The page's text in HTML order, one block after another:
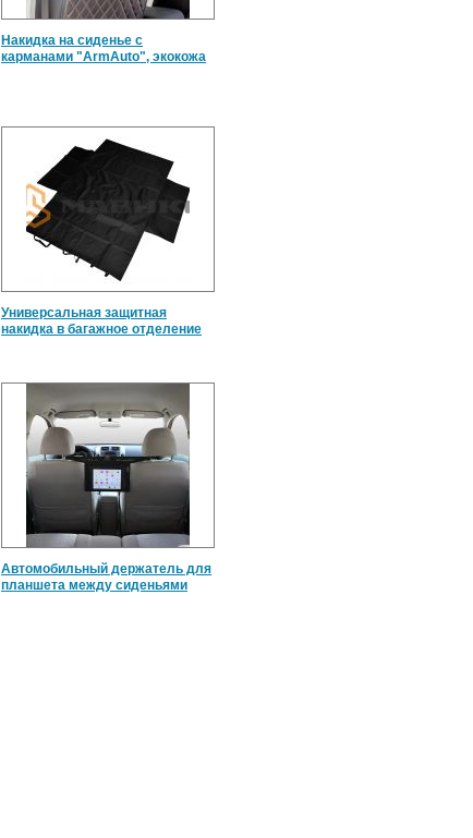
Накидка на сиденье с
карманами "ArmAuto", экокожа
Универсальная защитная
накидка в багажное отделение
Автомобильный держатель для
планшета между сиденьями